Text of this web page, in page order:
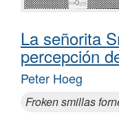
La señorita
percepción
Peter Hoeg
Froken smillas